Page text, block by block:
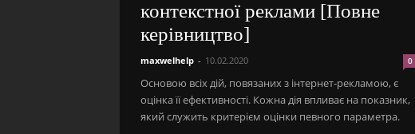
контекстної реклами [Повне
керівництво]
maxwelhelp - 10.02.2020 0
Основою всіх дій, повязаних з інтернет-рекламою, є
оцінка її ефективності. Кожна дія впливає на показник,
який служить критерієм оцінки певного параметра.